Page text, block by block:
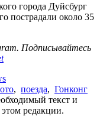
города Дуйсбург
пострадали около 35
Подписывайтесь
, поезда, Гонконг
текст и
редакции.